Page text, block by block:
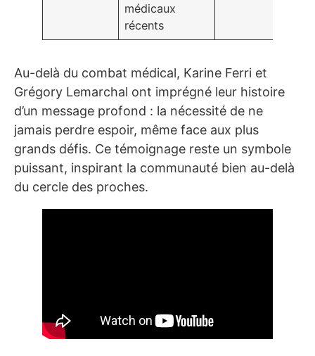
médicaux
récents
Au-delà du combat médical, Karine Ferri et
Grégory Lemarchal ont imprégné leur histoire
d’un message profond : la nécessité de ne
jamais perdre espoir, même face aux plus
grands défis. Ce témoignage reste un symbole
puissant, inspirant la communauté bien au-delà
du cercle des proches.